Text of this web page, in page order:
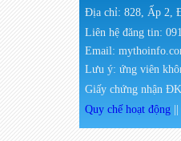
Địa chỉ: 828, Ấp 2,
Liên hệ đăng tin:
Email:
Lưu ý: ứng viên
Giấy chứng nhận
Quy chế hoạt động